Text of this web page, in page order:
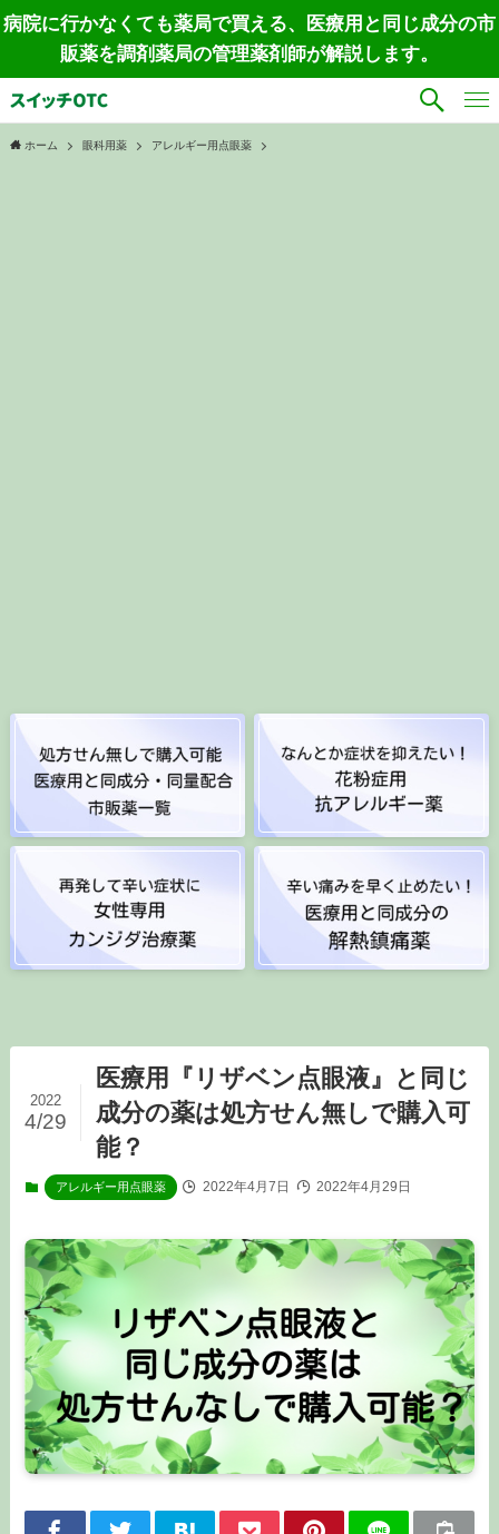
病院に行かなくても薬局で買える、医療用と同じ成分の市
販薬を調剤薬局の管理薬剤師が解説します。
ホーム 眼科用薬 アレルギー用点眼薬
医療用『リザベン点眼液』と同じ
成分の薬は処方せん無しで購入可
能？
2022
4/29
アレルギー用点眼薬 2022年4月7日 2022年4月29日